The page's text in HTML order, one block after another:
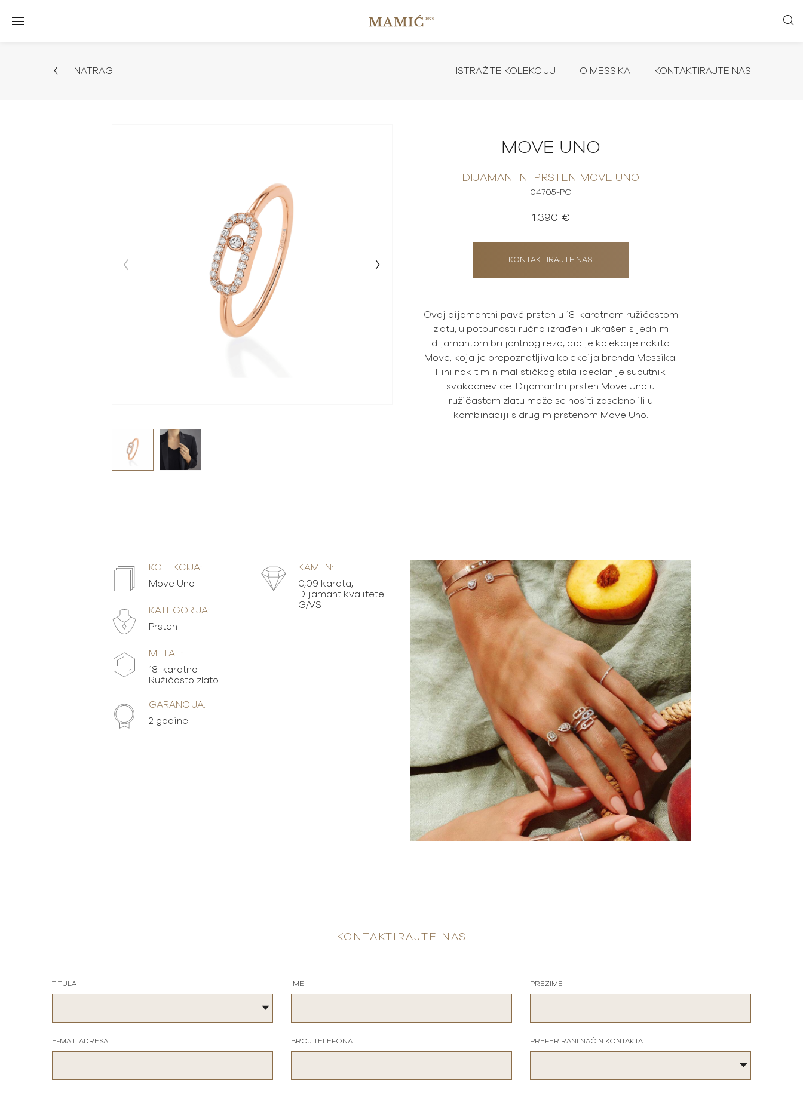
NATRAG ISTRAŽITE KOLEKCIJU O MESSIKA KONTAKTIRAJTE NAS
MOVE UNO
DIJAMANTNI PRSTEN MOVE UNO
04705-PG
1.390 €
KONTAKTIRAJTE NAS
Ovaj dijamantni pavé prsten u 18-karatnom ružičastom
zlatu, u potpunosti ručno izrađen i ukrašen s jednim
dijamantom briljantnog reza, dio je kolekcije nakita
Move, koja je prepoznatljiva kolekcija brenda Messika.
Fini nakit minimalističkog stila idealan je suputnik
svakodnevice. Dijamantni prsten Move Uno u
ružičastom zlatu može se nositi zasebno ili u
kombinaciji s drugim prstenom Move Uno.
KOLEKCIJA:
Move Uno
KATEGORIJA:
Prsten
METAL:
18-karatno
Ružičasto zlato
GARANCIJA:
2 godine
KAMEN:
0,09 karata,
Dijamant kvalitete
G/VS
KONTAKTIRAJTE NAS
TITULA IME PREZIME
E-MAIL ADRESA BROJ TELEFONA PREFERIRANI NAČIN KONTAKTA